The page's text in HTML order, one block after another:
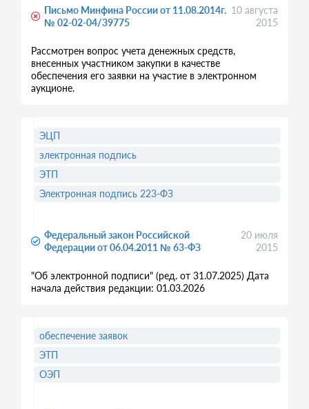
Письмо Минфина России от 11.08.2014г.
№ 02-02-04/39775
10 августа
2015
Рассмотрен вопрос учета денежных средств,
внесенных участником закупки в качестве
обеспечения его заявки на участие в электронном
аукционе.
Федеральный закон Российской
Федерации от 06.04.2011 № 63-ФЗ
20 июля
2015
"Об электронной подписи" (ред. от 31.07.2025) Дата
начала действия редакции: 01.03.2026
ЭЦП
электронная подпись
ЭТП
Электронная подпись 223-ФЗ
обеспечение заявок
ЭТП
ОЭП